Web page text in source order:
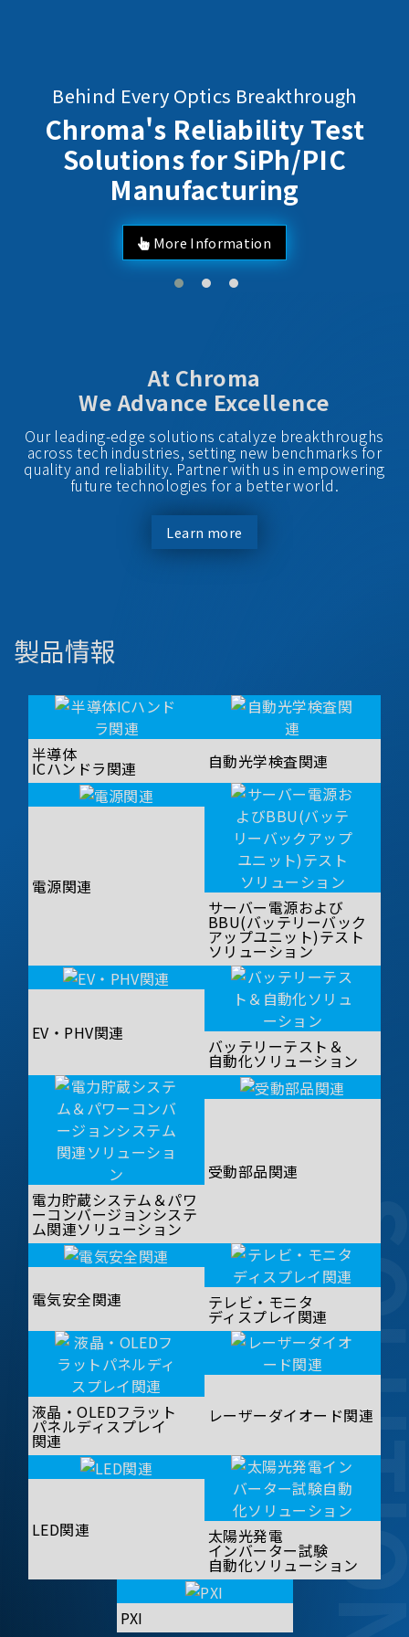
Behind Every Optics Breakthrough
Chroma's Reliability Test
Solutions for SiPh/PIC
Manufacturing
More Information
At Chroma
We Advance Excellence
Our leading-edge solutions catalyze breakthroughs
across tech industries, setting new benchmarks for
quality and reliability. Partner with us in empowering
future technologies for a better world.
Learn more
製品情報
半導体
ICハンドラ関連 自動光学検査関連
電源関連
サーバー電源および
BBU(バッテリーバック
アップユニット)テスト
ソリューション
EV・PHV関連
バッテリーテスト＆
自動化ソリューション
電力貯蔵システム＆パワ
ーコンバージョンシステ
ム関連ソリューション
受動部品関連
電気安全関連 テレビ・モニタ
ディスプレイ関連
液晶・OLEDフラット
パネルディスプレイ
関連
レーザーダイオード関連
LED関連 太陽光発電
インバーター試験
自動化ソリューション
PXI